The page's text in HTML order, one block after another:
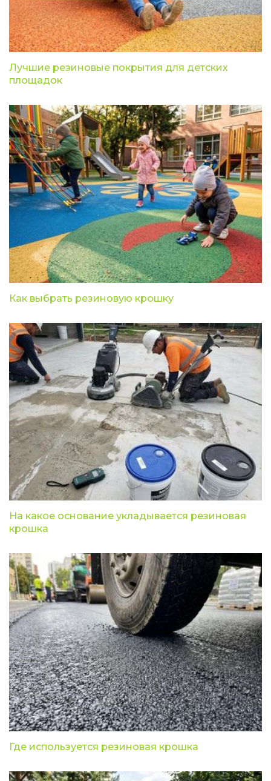
Лучшие резиновые покрытия для детских
площадок
Как выбрать резиновую крошку
На какое основание укладывается резиновая
крошка
Где используется резиновая крошка